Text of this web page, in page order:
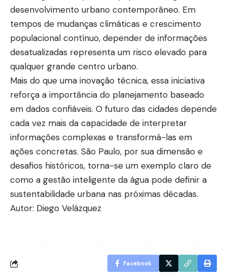
desenvolvimento urbano contemporâneo. Em
tempos de mudanças climáticas e crescimento
populacional contínuo, depender de informações
desatualizadas representa um risco elevado para
qualquer grande centro urbano.
Mais do que uma inovação técnica, essa iniciativa
reforça a importância do planejamento baseado
em dados confiáveis. O futuro das cidades depende
cada vez mais da capacidade de interpretar
informações complexas e transformá-las em
ações concretas. São Paulo, por sua dimensão e
desafios históricos, torna-se um exemplo claro de
como a gestão inteligente da água pode definir a
sustentabilidade urbana nas próximas décadas.
Autor: Diego Velázquez
Facebook